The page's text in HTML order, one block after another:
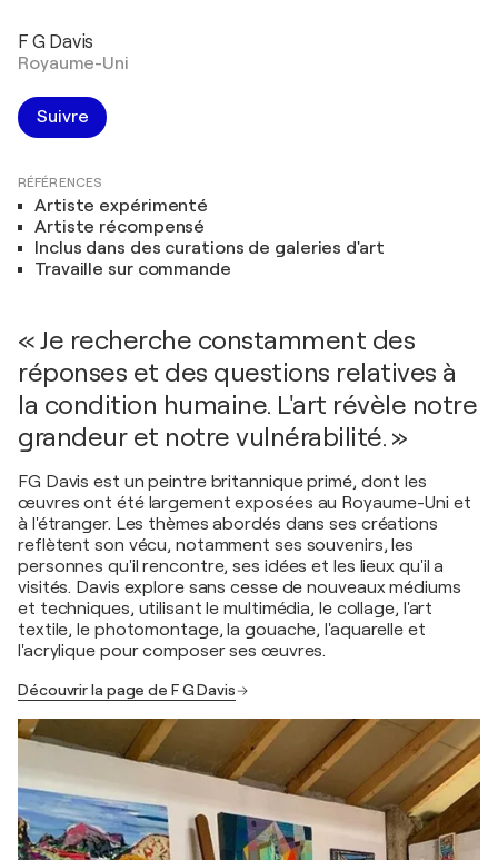
F G Davis
Royaume-Uni
Suivre
RÉFÉRENCES
Artiste expérimenté
Artiste récompensé
Inclus dans des curations de galeries d'art
Travaille sur commande
« Je recherche constamment des
réponses et des questions relatives à
la condition humaine. L'art révèle notre
grandeur et notre vulnérabilité. »
FG Davis est un peintre britannique primé, dont les
œuvres ont été largement exposées au Royaume-Uni et
à l'étranger. Les thèmes abordés dans ses créations
reflètent son vécu, notamment ses souvenirs, les
personnes qu'il rencontre, ses idées et les lieux qu'il a
visités. Davis explore sans cesse de nouveaux médiums
et techniques, utilisant le multimédia, le collage, l'art
textile, le photomontage, la gouache, l'aquarelle et
l'acrylique pour composer ses œuvres.
Découvrir la page de F G Davis